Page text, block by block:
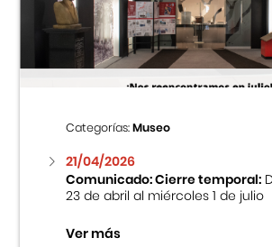
Centro Cultural Peruano
Museo de la Inmigración
Fondo Editorial
Teatro Peruano Japonés
Categorías:Museo
21/04/2026
Comunicado: Cierre temporal:
23 de abril al miércoles 1 de julio
Ver más